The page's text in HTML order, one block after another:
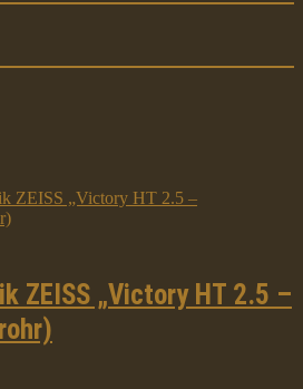
ZEISS „Victory HT 2.5 –